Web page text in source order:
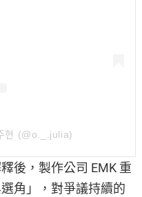
(@o._.julia)
後，製作公司 EMK 重
角」，對爭議持續的